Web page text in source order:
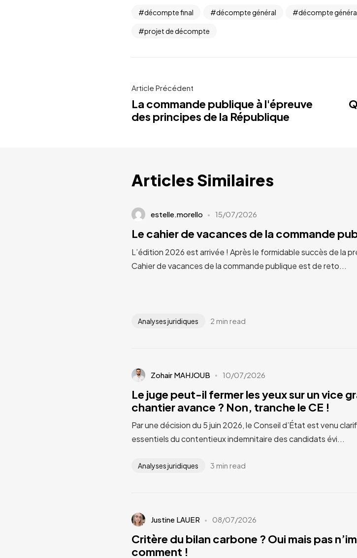
décompte final décompte général décompte
projet de décompte
Article Précédent
La commande publique à l'épreuve
des principes de la République
Articles Similaires
estelle.morello 15/07/2026
Le cahier de vacances de la commande
L’édition 2026 est arrivée ! Après le formidable succès de la
Cahier de vacances de la commande publique est de reto...
Analyses juridiques 2 min read
Zohair MAHJOUB 10/07/2026
Le juge peut-il fermer les yeux sur un vice
chantier avance ? Non, tranche le CE !
Par une décision du 5 juin 2026, le Conseil d’État est venu
essentiels du contentieux indemnitaire des candidats évi...
Analyses juridiques 3 min read
Justine LAUER 08/07/2026
Critère du bilan carbone ? Oui mais pas
comment !